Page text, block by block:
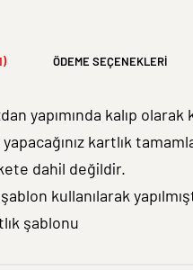
ÖDEME SEÇENEKLERI
yapımında kalıp
kartlık
dahil değildir.
kullanılarak
şablonu